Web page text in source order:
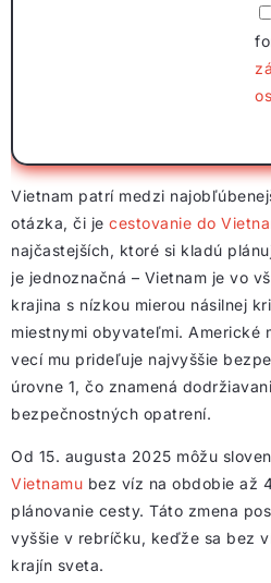
Vietnam patrí medzi
otázka, či je cestovanie do
najčastejších, ktoré si kladú
je jednoznačná – Vietnam je vo
krajina s nízkou mierou násilnej
miestnymi obyvateľmi. Americké
vecí mu prideľuje najvyššie
úrovne 1, čo znamená
bezpečnostných opatrení.
Od 15. augusta 2025 môžu
Vietnamu bez víz na obdobie až
plánovanie cesty. Táto zmena
vyššie v rebríčku, keďže sa bez
krajín sveta.